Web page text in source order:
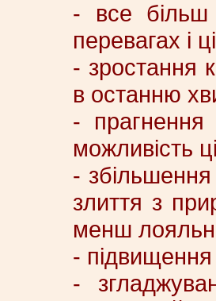
- все більш
перевагах і
- зростання
в останню
- прагнення
можливість
- збільшення
злиття з
менш
- підвищення
-